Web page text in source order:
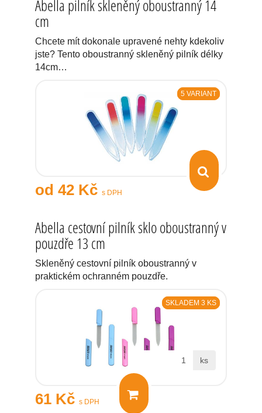
Abella pilník skleněný oboustranný 14
cm
Chcete mít dokonale upravené nehty kdekoliv
jste? Tento oboustranný skleněný pilník délky
14cm…
5 VARIANT
od 42 Kč s DPH
Abella cestovní pilník sklo oboustranný v
pouzdře 13 cm
Skleněný cestovní pilník oboustranný v
praktickém ochranném pouzdře.
SKLADEM 3 KS
61 Kč s DPH
ks